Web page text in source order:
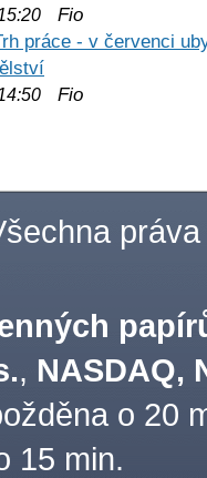
Fio
práce - v červenci
Fio
práva
, NASDAQ,
o 20
15 min.